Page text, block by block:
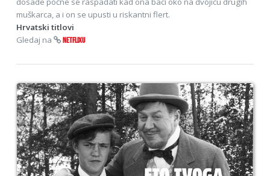
muškarca, a i on se upusti u riskantni flert.
Hrvatski titlovi
Gledaj na
NETFLIXU